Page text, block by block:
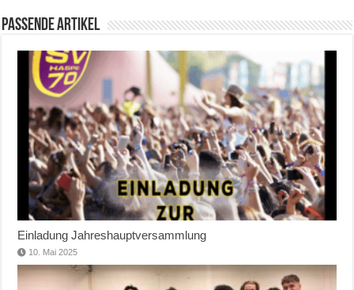
Passende Artikel
Einladung Jahreshauptversammlung
10. Mai 2025